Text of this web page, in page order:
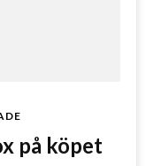
på köpet